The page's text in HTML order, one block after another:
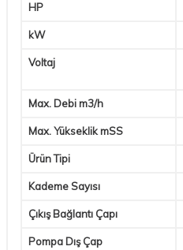
HP
kW
Voltaj
Max. Debi m3/h
Max. Yükseklik mSS
Ürün Tipi
Kademe Sayısı
Çıkış Bağlantı Çapı
Pompa Dış Çap